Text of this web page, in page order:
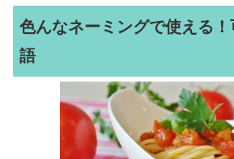
色んなネーミングで使える
語